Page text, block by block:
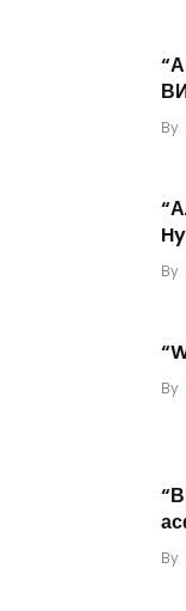
By
By
By
By